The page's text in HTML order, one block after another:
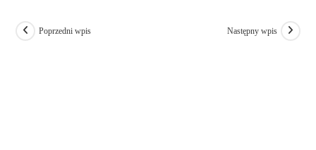
Poprzedni wpis Następny wpis